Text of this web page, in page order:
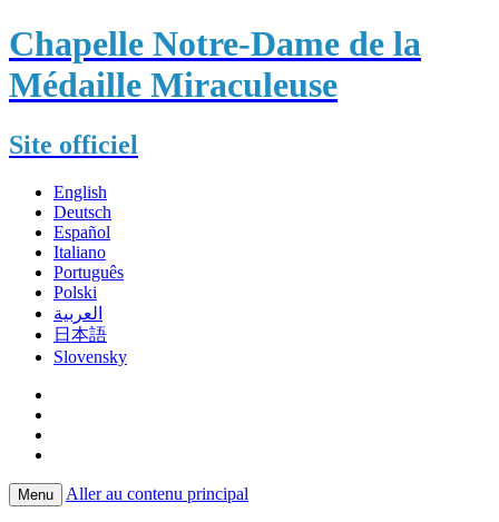
Chapelle Notre-Dame de la
Médaille Miraculeuse
Site officiel
English
Deutsch
Español
Italiano
Português
Polski
العربية
日本語
Slovensky
Menu Aller au contenu principal